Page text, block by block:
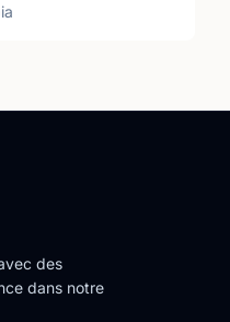
des
dans notre